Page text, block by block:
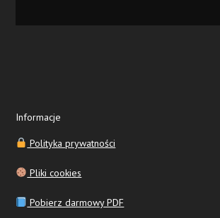
Informacje
Polityka prywatności
Pliki cookies
Pobierz darmowy PDF